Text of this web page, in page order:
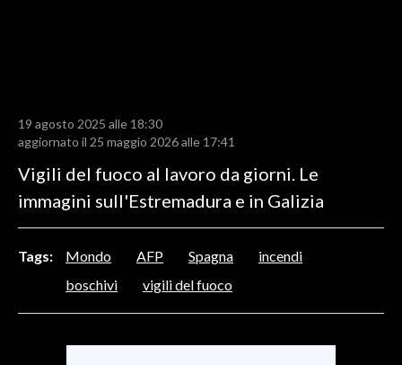
RISULTATI E CLASSIFICHE
CALCIO REGIONALE
BASKET
MOTORI
ALTRI SPORT
19 agosto 2025 alle 18:30
aggiornato il 25 maggio 2026 alle 17:41
Vigili del fuoco al lavoro da giorni. Le
immagini sull'Estremadura e in Galizia
Tags: Mondo AFP Spagna
incendi
boschivi
vigili del fuoco